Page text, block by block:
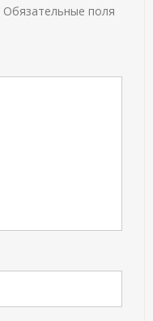
Обязательные поля